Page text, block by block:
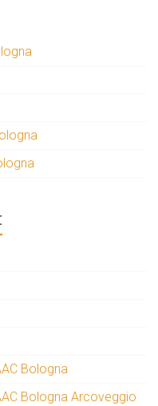
Bologna
Bologna Arcoveggio